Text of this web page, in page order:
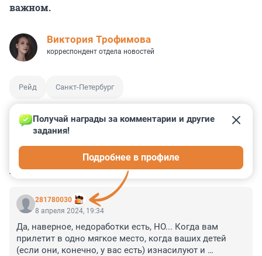
важном.
Виктория Трофимова
корреспондент отдела новостей
Рейд Санкт-Петербург
КОММЕНТАРИИ 39
281780030
Получай награды за комментарии и другие
задания!
Подробнее в профиле
8 апреля 2024, 19:34
Да, наверное, недоработки есть, НО... Когда вам
прилетит в одно мягкое место, когда ваших детей
(если они, конечно, у вас есть) изнасилуют и